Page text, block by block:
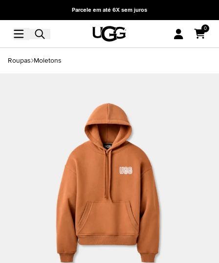
Parcele em até 6X sem juros
0
Roupas Moletons